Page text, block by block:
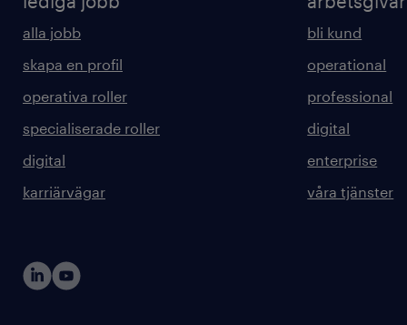
alla jobb
skapa en profil
operativa roller
specialiserade roller
digital
karriärvägar
bli kund
operational
professional
digital
enterprise
våra tjänster